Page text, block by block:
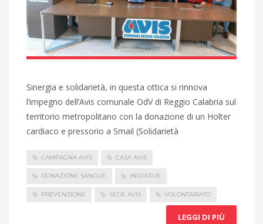
Sinergia e solidarietà, in questa ottica si rinnova
l’impegno dell’Avis comunale OdV di Reggio Calabria sul
territorio metropolitano con la donazione di un Holter
cardiaco e pressorio a Smail (Solidarietà
CAMPAGNA AVIS CASA AVIS
DONAZIONE SANGUE INIZIATIVE
PREVENZIONE SEDE AVIS VOLONTARIATO
LEGGI DI PIÙ